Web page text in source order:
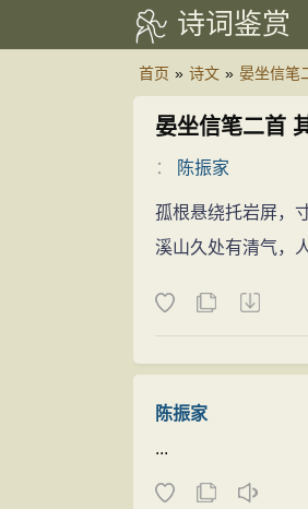
诗词鉴赏
首页 » 诗文 » 晏坐信笔
晏坐信笔二首
： 陈振家
孤根悬绕托岩屏，
溪山久处有清气，
陈振家
...